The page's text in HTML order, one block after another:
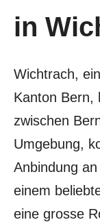
in
Wichtrach,
Kanton Bern,
zwischen
Umgebung,
Anbindung
einem
eine grosse